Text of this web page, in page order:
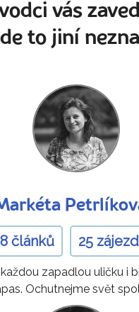
vás
to jiní
článků 25
zapadlou uličku i
Ochutnejme svět